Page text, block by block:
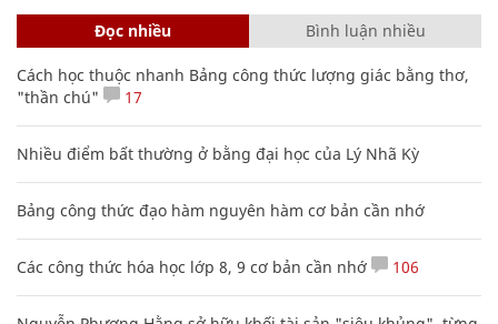
Đọc nhiều Bình luận nhiều
Cách học thuộc nhanh Bảng công thức lượng giác bằng thơ,
"thần chú"
17
Nhiều điểm bất thường ở bằng đại học của Lý Nhã Kỳ
Bảng công thức đạo hàm nguyên hàm cơ bản cần nhớ
Các công thức hóa học lớp 8, 9 cơ bản cần nhớ 106